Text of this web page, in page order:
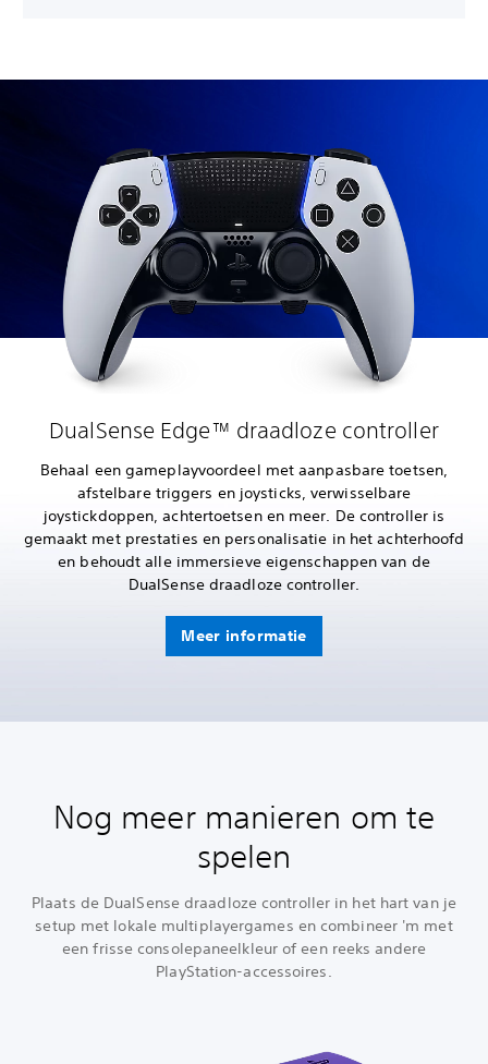
DualSense Edge™ draadloze controller
Behaal een gameplayvoordeel met aanpasbare toetsen,
afstelbare triggers en joysticks, verwisselbare
joystickdoppen, achtertoetsen en meer. De controller is
gemaakt met prestaties en personalisatie in het achterhoofd
en behoudt alle immersieve eigenschappen van de
DualSense draadloze controller.
Meer informatie
Nog meer manieren om te
spelen
Plaats de DualSense draadloze controller in het hart van je
setup met lokale multiplayergames en combineer 'm met
een frisse consolepaneelkleur of een reeks andere
PlayStation-accessoires.